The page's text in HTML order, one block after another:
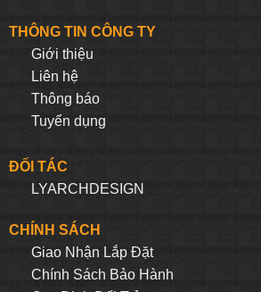
THÔNG TIN CÔNG TY
Giới thiệu
Liên hệ
Thông báo
Tuyển dụng
ĐỐI TÁC
LYARCHDESIGN
CHÍNH SÁCH
Giao Nhận Lắp Đặt
Chính Sách Bảo Hành